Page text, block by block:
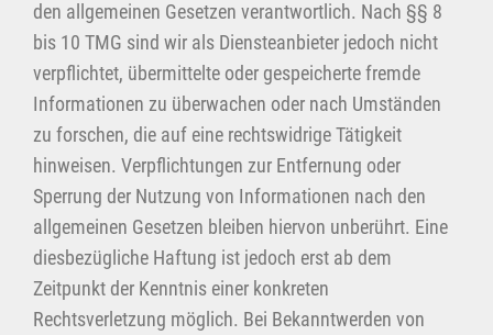
den allgemeinen Gesetzen verantwortlich. Nach §§ 8
bis 10 TMG sind wir als Diensteanbieter jedoch nicht
verpflichtet, übermittelte oder gespeicherte fremde
Informationen zu überwachen oder nach Umständen
zu forschen, die auf eine rechtswidrige Tätigkeit
hinweisen. Verpflichtungen zur Entfernung oder
Sperrung der Nutzung von Informationen nach den
allgemeinen Gesetzen bleiben hiervon unberührt. Eine
diesbezügliche Haftung ist jedoch erst ab dem
Zeitpunkt der Kenntnis einer konkreten
Rechtsverletzung möglich. Bei Bekanntwerden von